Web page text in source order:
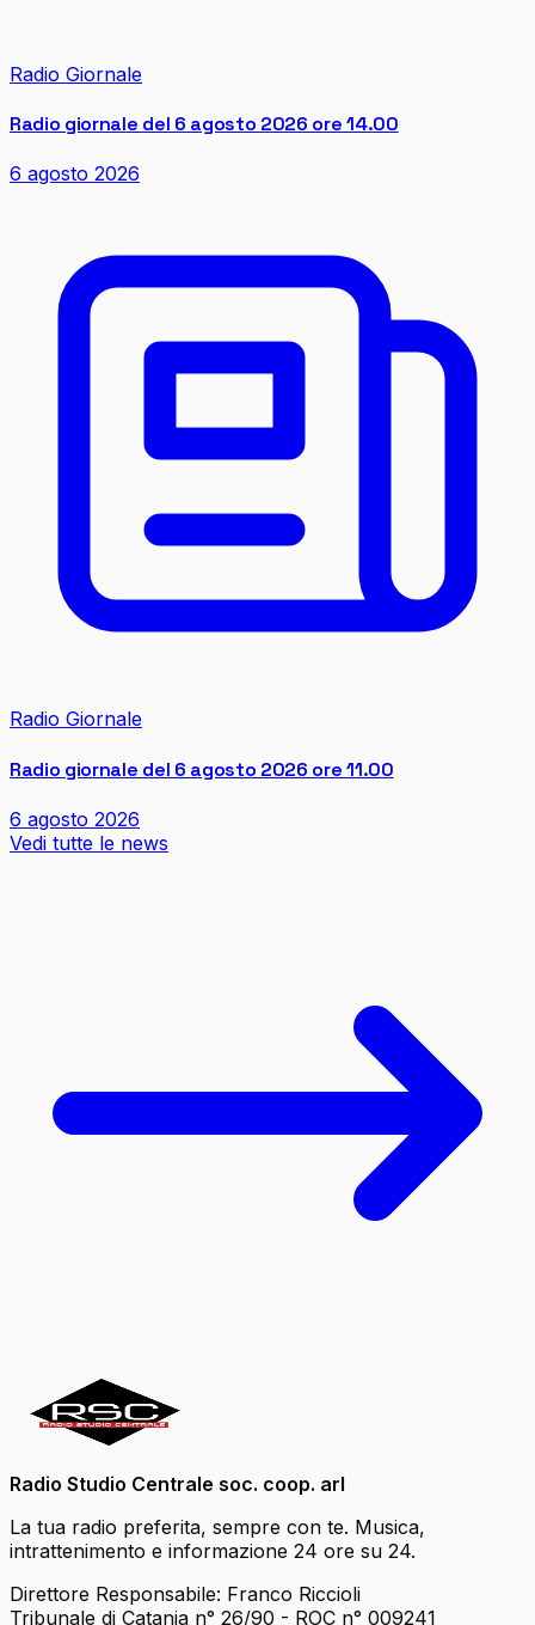
Radio Giornale
Radio giornale del 6 agosto 2026 ore 14.00
6 agosto 2026
Radio Giornale
Radio giornale del 6 agosto 2026 ore 11.00
6 agosto 2026
Vedi tutte le news
Radio Studio Centrale soc. coop. arl
La tua radio preferita, sempre con te. Musica,
intrattenimento e informazione 24 ore su 24.
Direttore Responsabile: Franco Riccioli
Tribunale di Catania n° 26/90 - ROC n° 009241